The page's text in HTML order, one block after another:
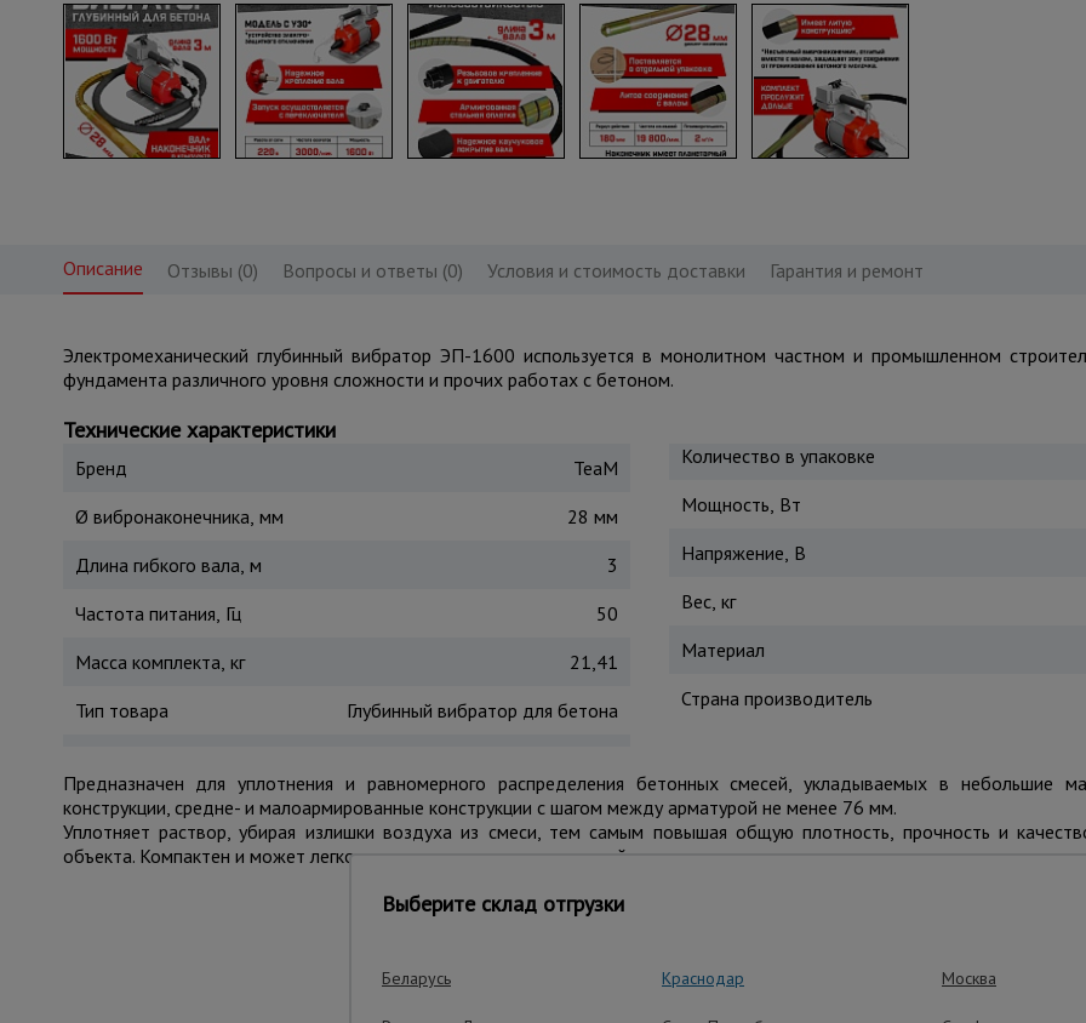
Описание Отзывы (0) Вопросы и ответы (0) Условия и стоимость доставки Гарантия и ремонт
Электромеханический глубинный вибратор ЭП-1600 используется в монолитном частном и промышленном
фундамента различного уровня сложности и прочих работах с бетоном.
Технические характеристики
Бренд
TeaM
Ø вибронаконечника, мм
28 мм
Длина гибкого вала, м
3
Частота питания, Гц
50
Масса комплекта, кг
21,41
Тип товара
Глубинный вибратор для бетона
Количество в упаковке
Мощность, Вт
Напряжение, В
Вес, кг
Материал
Страна производитель
Предназначен для уплотнения и равномерного распределения бетонных смесей, укладываемых в небольшие
конструкции, средне- и малоармированные конструкции с шагом между арматурой не менее 76 мм.
Уплотняет раствор, убирая излишки воздуха из смеси, тем самым повышая общую плотность, прочность и
объекта. Компактен и может легко перемещаться по строительной площадке для использования на новом месте.
Выберите склад отгрузки
Беларусь Краснодар Москва